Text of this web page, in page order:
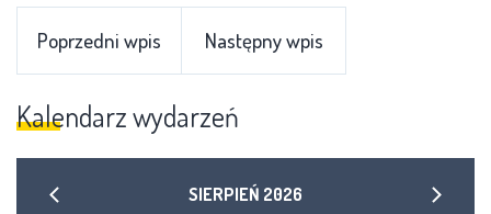
Poprzedni wpis Następny wpis
Kalendarz wydarzeń
SIERPIEŃ 2026